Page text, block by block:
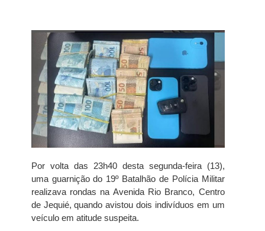
Por volta das 23h40 desta segunda-feira (13),
uma guarnição do 19º Batalhão de Polícia Militar
realizava rondas na Avenida Rio Branco, Centro
de Jequié, quando avistou dois indivíduos em um
veículo em atitude suspeita.